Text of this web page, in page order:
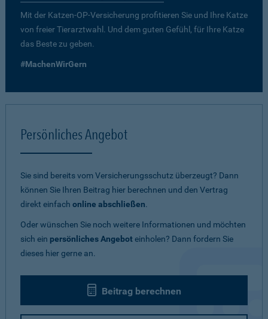
Mit der Katzen-OP-Versicherung profitieren Sie und Ihre Katze
von freier Tierarztwahl. Und dem guten Gefühl, für Ihre Katze
das Beste zu geben.
#MachenWirGern
Persönliches Angebot
Sie sind bereits vom Versicherungsschutz überzeugt? Dann
können Sie Ihren Beitrag hier berechnen und den Vertrag
direkt einfach online abschließen.
Oder wünschen Sie noch weitere Informationen und möchten
sich ein persönliches Angeboteinholen? Dann fordern Sie
dieses hier gerne an.
Beitrag berechnen